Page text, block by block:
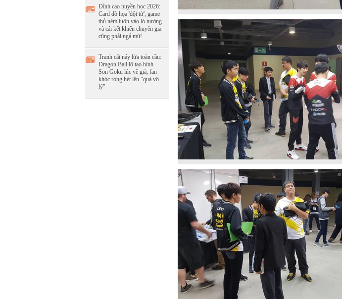
Đỉnh cao huyền học 2026:
Card đồ họa 'đột tử', game
thủ ném luôn vào lò nướng
và cái kết khiến chuyên gia
cũng phải ngả mũ!
Tranh cãi nảy lửa toàn cầu:
Dragon Ball lộ tạo hình
Son Goku lúc về già, fan
khóc ròng hét lên "quá vô
lý"